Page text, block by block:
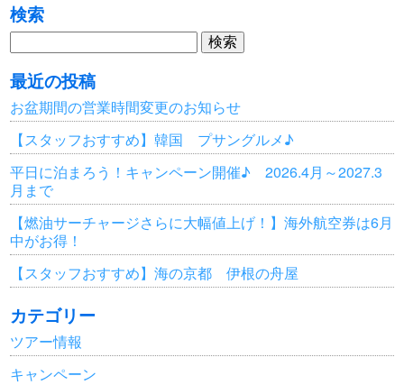
検索
検
索:
最近の投稿
お盆期間の営業時間変更のお知らせ
【スタッフおすすめ】韓国 プサングルメ♪
平日に泊まろう！キャンペーン開催♪ 2026.4月～2027.3
月まで
【燃油サーチャージさらに大幅値上げ！】海外航空券は6月
中がお得！
【スタッフおすすめ】海の京都 伊根の舟屋
カテゴリー
ツアー情報
キャンペーン